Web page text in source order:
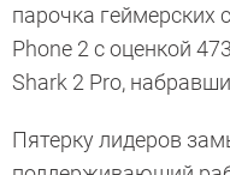
парочка геймерских
Phone 2 с оценкой
Shark 2 Pro,
Пятерку лидеров